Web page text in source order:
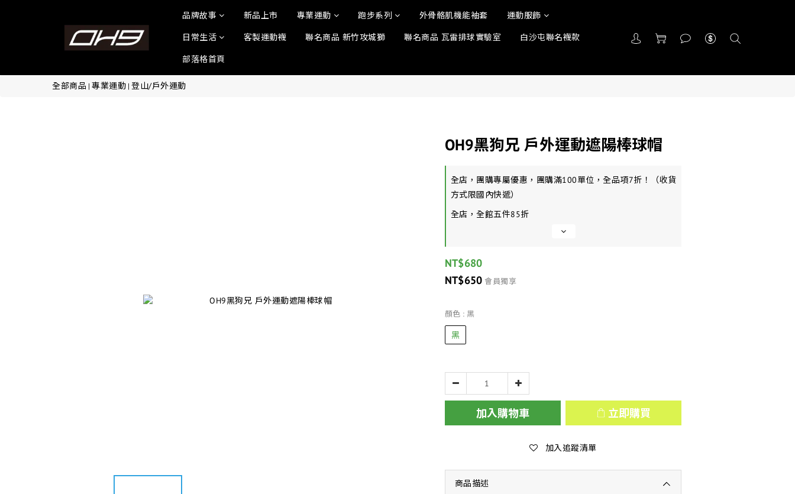
品牌故事 新品上市 專業運動 跑步系列 外骨骼肌機能袖套 運動服飾
日常生活 客製運動襪 聯名商品 新竹攻城獅 聯名商品 瓦雷排球實驗室 白沙屯聯名襪款
部落格首頁
全部商品 | 專業運動 | 登山/戶外運動
OH9黑狗兄 戶外運動遮陽棒球帽
全店，團購專屬優惠，團購滿100單位，全品項7折！（收貨
方式限國內快遞）
全店，全館五件85折
NT$680
NT$650 會員獨享
顏色 : 黑
黑
加入購物車 立即購買
加入追蹤清單
商品描述